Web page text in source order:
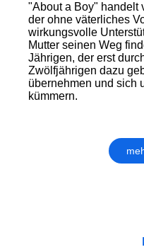
"About a Boy" handelt
der ohne väterliches
wirkungsvolle
Mutter seinen Weg
Jährigen, der erst
Zwölfjährigen dazu
übernehmen und sich
kümmern.